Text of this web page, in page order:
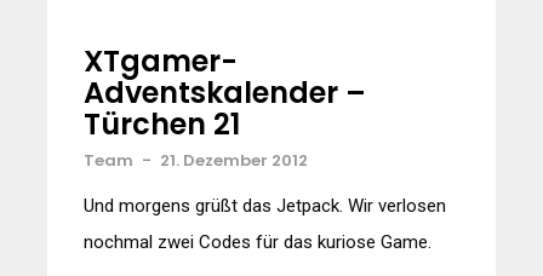
XTgamer-
Adventskalender –
Türchen 21
Team - 21. Dezember 2012
Und morgens grüßt das Jetpack. Wir verlosen
nochmal zwei Codes für das kuriose Game.